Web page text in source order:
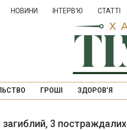
НОВИНИ ІНТЕРВ’Ю СТАТТІ
ГРОШІ ЗДОРОВ’Я
3 постраждалих